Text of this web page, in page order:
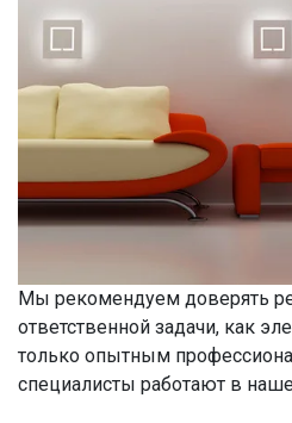
Мы рекомендуем доверять
ответственной задачи, как
только опытным
специалисты работают в